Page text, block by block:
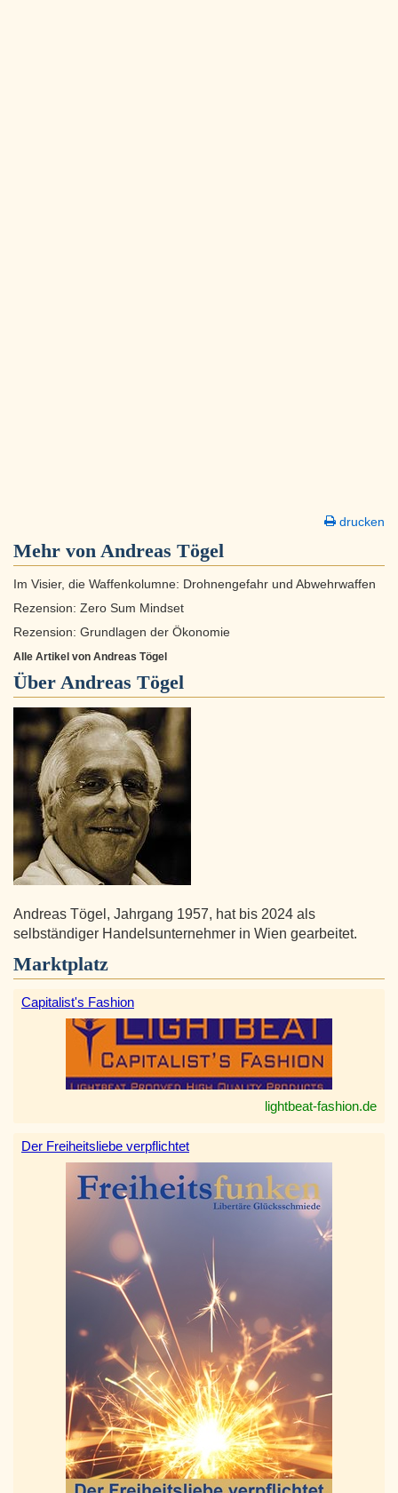
drucken
Mehr von Andreas Tögel
Im Visier, die Waffenkolumne: Drohnengefahr und Abwehrwaffen
Rezension: Zero Sum Mindset
Rezension: Grundlagen der Ökonomie
Alle Artikel von Andreas Tögel
Über Andreas Tögel
Andreas Tögel, Jahrgang 1957, hat bis 2024 als
selbständiger Handelsunternehmer in Wien gearbeitet.
Marktplatz
Capitalist's Fashion
lightbeat-fashion.de
Der Freiheitsliebe verpflichtet